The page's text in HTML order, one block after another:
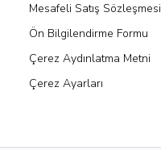
Mesafeli Satış Sözleşmesi
Ön Bilgilendirme Formu
Çerez Aydınlatma Metni
Çerez Ayarları